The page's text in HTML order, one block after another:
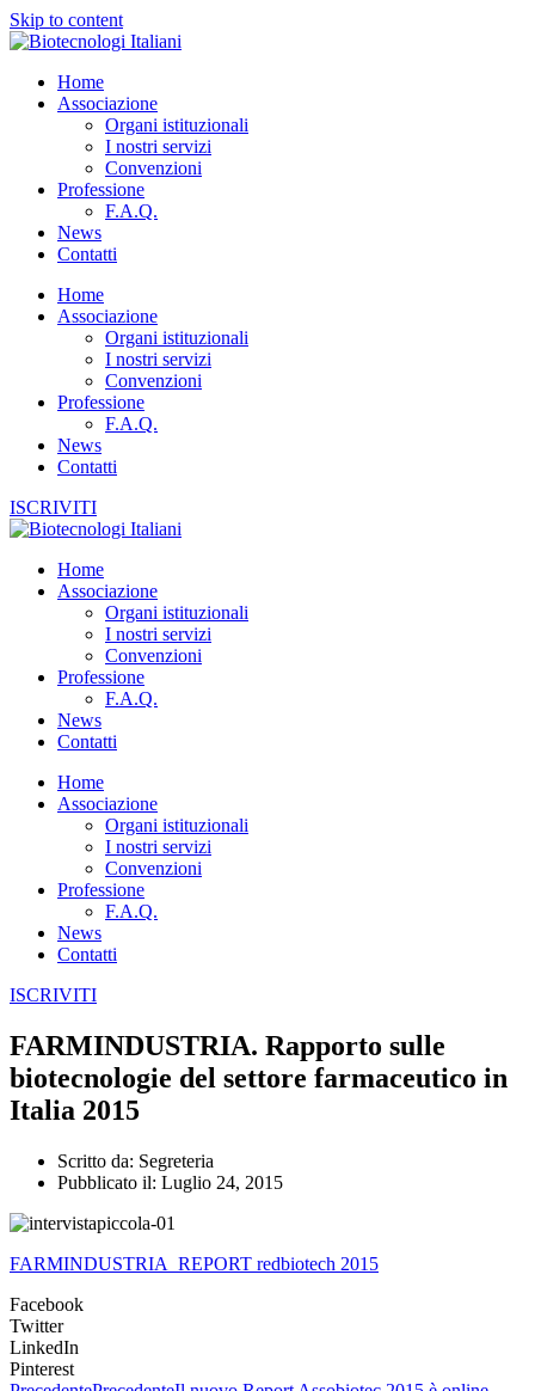
Skip to content
Home
Associazione
Organi istituzionali
I nostri servizi
Convenzioni
Professione
F.A.Q.
News
Contatti
Home
Associazione
Organi istituzionali
I nostri servizi
Convenzioni
Professione
F.A.Q.
News
Contatti
ISCRIVITI
Home
Associazione
Organi istituzionali
I nostri servizi
Convenzioni
Professione
F.A.Q.
News
Contatti
Home
Associazione
Organi istituzionali
I nostri servizi
Convenzioni
Professione
F.A.Q.
News
Contatti
ISCRIVITI
FARMINDUSTRIA. Rapporto sulle
biotecnologie del settore farmaceutico in
Italia 2015
Scritto da: Segreteria
Pubblicato il: Luglio 24, 2015
FARMINDUSTRIA_REPORT redbiotech 2015
Facebook
Twitter
LinkedIn
Pinterest